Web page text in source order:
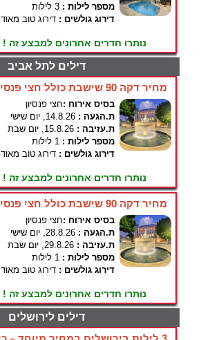
מספר לילות : 3 לילות
דירוג גולשים : דירוג טוב מאוד
נותרו חדרים אחרונים למבצע זה !
דילים לתל אביב
מחיר דקה 90 שישבת כולל חצי פנסיון ועזיבה במוצ``ש
בסיס אירוח :חצי פנסיון
ת.הגעה : 14.8.26, יום שישי
ת.עזיבה : 15.8.26, יום שבת
מספר לילות : 1 לילות
דירוג גולשים : דירוג טוב מאוד
נותרו חדרים אחרונים למבצע זה !
מחיר דקה 90 שישבת כולל חצי פנסיון ועזיבה במוצ``ש
בסיס אירוח :חצי פנסיון
ת.הגעה : 28.8.26, יום שישי
ת.עזיבה : 29.8.26, יום שבת
מספר לילות : 1 לילות
דירוג גולשים : דירוג טוב מאוד
נותרו חדרים אחרונים למבצע זה !
דילים לירושלים